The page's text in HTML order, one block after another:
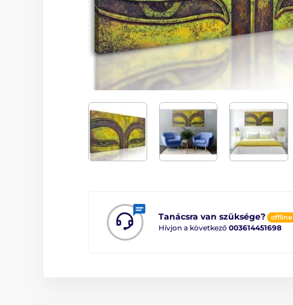
Tanácsra van szüksége? offline
Hívjon a következő 003614451698